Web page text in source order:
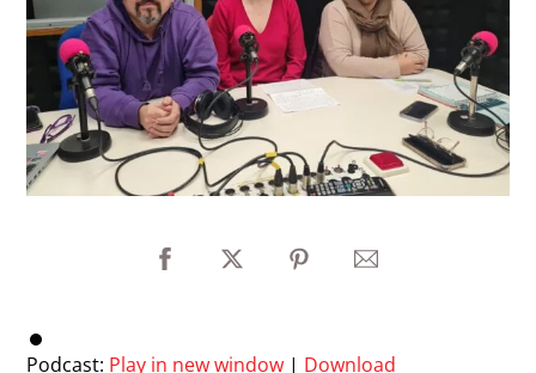
Podcast: Play in new window | Download